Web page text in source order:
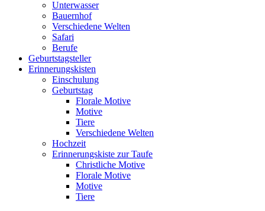
Unterwasser
Bauernhof
Verschiedene Welten
Safari
Berufe
Geburtstagsteller
Erinnerungskisten
Einschulung
Geburtstag
Florale Motive
Motive
Tiere
Verschiedene Welten
Hochzeit
Erinnerungskiste zur Taufe
Christliche Motive
Florale Motive
Motive
Tiere